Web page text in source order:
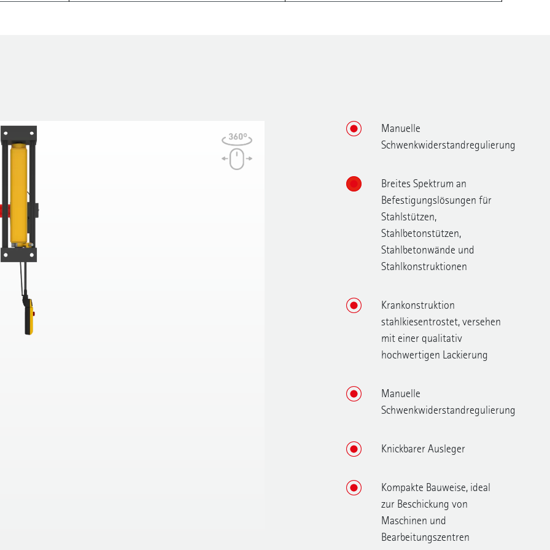
Manuelle
Schwenkwiderstandregulierung
Breites Spektrum an
Befestigungslösungen für
Stahlstützen,
Stahlbetonstützen,
Stahlbetonwände und
Stahlkonstruktionen
Krankonstruktion
stahlkiesentrostet, versehen
mit einer qualitativ
hochwertigen Lackierung
Manuelle
Schwenkwiderstandregulierung
Knickbarer Ausleger
Kompakte Bauweise, ideal
zur Beschickung von
Maschinen und
Bearbeitungszentren